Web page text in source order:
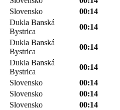
Slovensko
00:14
Dukla Banská
Bystrica
00:14
Dukla Banská
Bystrica
00:14
Dukla Banská
Bystrica
00:14
Slovensko
00:14
Slovensko
00:14
Slovensko
00:14